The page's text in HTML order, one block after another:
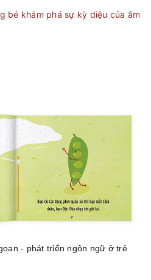
bé khám phá sự kỳ diệu của âm
- phát triển ngôn ngữ ở trẻ